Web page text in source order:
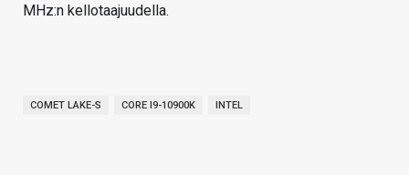
MHz:n kellotaajuudella.
COMET LAKE-S CORE I9-10900K INTEL